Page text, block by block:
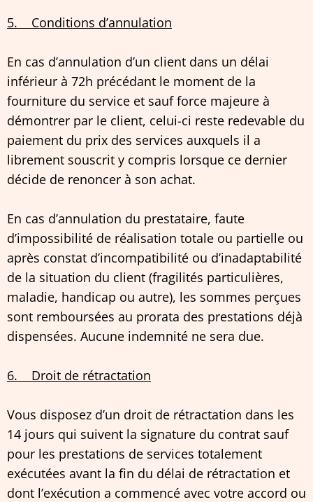
5. Conditions d’annulation
En cas d’annulation d’un client dans un délai
inférieur à 72h précédant le moment de la
fourniture du service et sauf force majeure à
démontrer par le client, celui-ci reste redevable du
paiement du prix des services auxquels il a
librement souscrit y compris lorsque ce dernier
décide de renoncer à son achat.
En cas d’annulation du prestataire, faute
d’impossibilité de réalisation totale ou partielle ou
après constat d’incompatibilité ou d’inadaptabilité
de la situation du client (fragilités particulières,
maladie, handicap ou autre), les sommes perçues
sont remboursées au prorata des prestations déjà
dispensées. Aucune indemnité ne sera due.
6. Droit de rétractation
Vous disposez d’un droit de rétractation dans les
14 jours qui suivent la signature du contrat sauf
pour les prestations de services totalement
exécutées avant la fin du délai de rétractation et
dont l’exécution a commencé avec votre accord ou